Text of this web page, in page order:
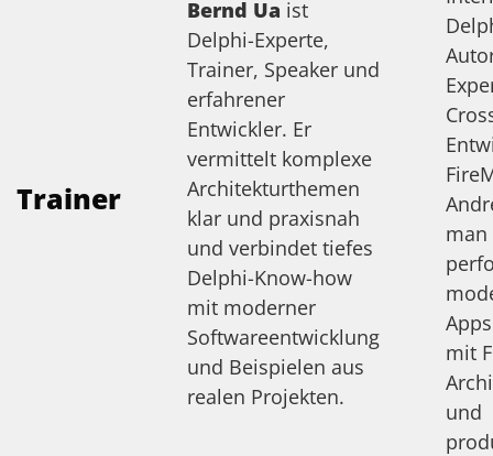
Trainer
Bernd Ua ist
Delphi-Experte,
Trainer, Speaker und
erfahrener
Entwickler. Er
vermittelt komplexe
Architekturthemen
klar und praxisnah
und verbindet tiefes
Delphi-Know-how
mit moderner
Softwareentwicklung
und Beispielen aus
realen Projekten.
man
mit
und